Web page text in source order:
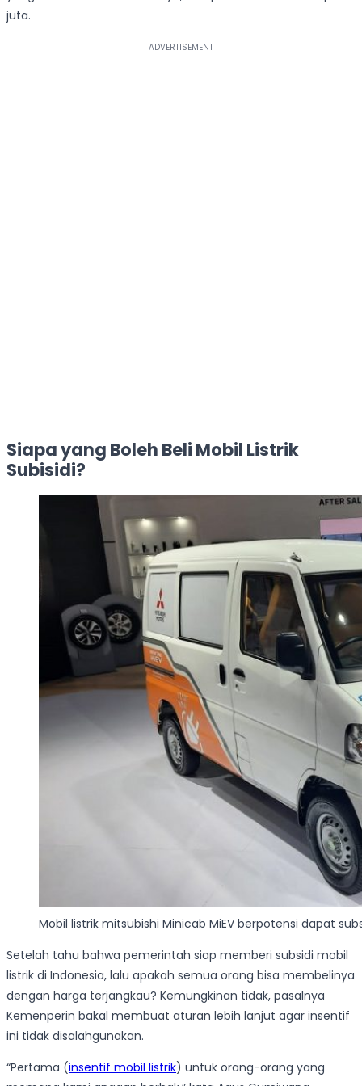
juta.
Siapa yang Boleh Beli Mobil Listrik
Subisidi?
Mobil listrik mitsubishi Minicab MiEV berpotensi dapat
Setelah tahu bahwa pemerintah siap memberi subsidi mobil
listrik di Indonesia, lalu apakah semua orang bisa membelinya
dengan harga terjangkau? Kemungkinan tidak, pasalnya
Kemenperin bakal membuat aturan lebih lanjut agar insentif
ini tidak disalahgunakan.
“Pertama (insentif mobil listrik) untuk orang-orang yang